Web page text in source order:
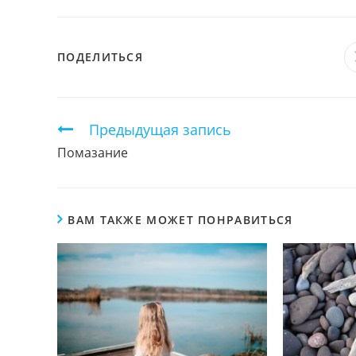
ПОДЕЛИТЬСЯ
Продолжить
чтение
Предыдущая запись
Помазание
ВАМ ТАКЖЕ МОЖЕТ ПОНРАВИТЬСЯ